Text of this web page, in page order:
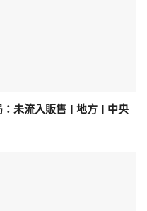
未流入販售 | 地方 | 中央